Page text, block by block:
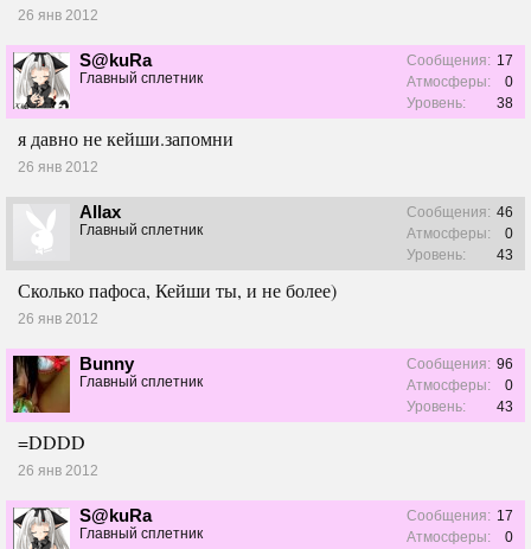
26 янв 2012
S@kuRa
Главный сплетник
Сообщения: 17
Атмосферы:
0
Уровень:
38
я давно не кейши.запомни
26 янв 2012
Allax
Главный сплетник
Сообщения: 46
Атмосферы:
0
Уровень:
43
Сколько пафоса, Кейши ты, и не более)
26 янв 2012
Bunny
Главный сплетник
Сообщения: 96
Атмосферы:
0
Уровень:
43
=DDDD
26 янв 2012
S@kuRa
Главный сплетник
Сообщения: 17
Атмосферы:
0